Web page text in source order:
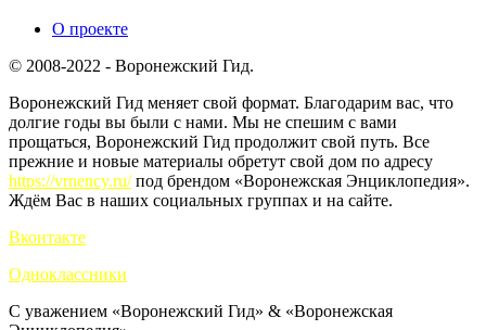
О проекте
© 2008-2022 - Воронежский Гид.
Воронежский Гид меняет свой формат. Благодарим вас, что
долгие годы вы были с нами. Мы не спешим с вами
прощаться, Воронежский Гид продолжит свой путь. Все
прежние и новые материалы обретут свой дом по адресу
https://vrnency.ru/под брендом «Воронежская Энциклопедия».
Ждём Вас в наших социальных группах и на сайте.
Вконтакте
Одноклассники
С уважением «Воронежский Гид» & «Воронежская